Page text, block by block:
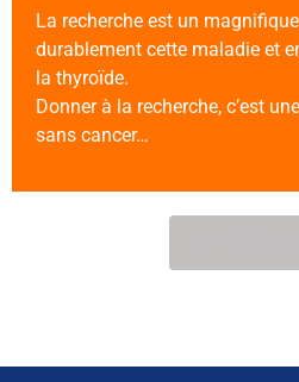
La recherche est un
durablement cette maladie et
la thyroïde.
Donner à la recherche, c’est
sans cancer…